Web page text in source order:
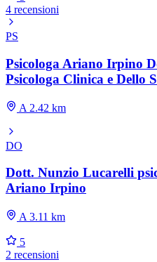
4 recensioni
PS
Psicologa Ariano Irpino
Psicologa Clinica e Dello
A 2.42 km
DO
Dott. Nunzio Lucarelli
Ariano Irpino
A 3.11 km
5
2 recensioni